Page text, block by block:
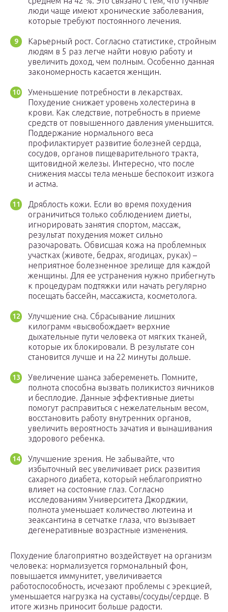
люди чаще имеют хронические заболевания,
которые требуют постоянного лечения.
Карьерный рост. Согласно статистике, стройным
людям в 5 раз легче найти новую работу и
увеличить доход, чем полным. Особенно данная
закономерность касается женщин.
Уменьшение потребности в лекарствах.
Похудение снижает уровень холестерина в
крови. Как следствие, потребность в приеме
средств от повышенного давления уменьшится.
Поддержание нормального веса
профилактирует развитие болезней сердца,
сосудов, органов пищеварительного тракта,
щитовидной железы. Интересно, что после
снижения массы тела меньше беспокоит изжога
и астма.
Дряблость кожи. Если во время похудения
ограничиться только соблюдением диеты,
игнорировать занятия спортом, массаж,
результат похудения может сильно
разочаровать. Обвисшая кожа на проблемных
участках (животе, бедрах, ягодицах, руках) –
неприятное болезненное зрелище для каждой
женщины. Для ее устранения нужно прибегнуть
к процедурам подтяжки или начать регулярно
посещать бассейн, массажиста, косметолога.
Улучшение сна. Сбрасывание лишних
килограмм «высвобождает» верхние
дыхательные пути человека от мягких тканей,
которые их блокировали. В результате сон
становится лучше и на 22 минуты дольше.
Увеличение шанса забеременеть. Помните,
полнота способна вызвать поликистоз яичников
и бесплодие. Данные эффективные диеты
помогут расправиться с нежелательным весом,
восстановить работу внутренних органов,
увеличить вероятность зачатия и вынашивания
здорового ребенка.
Улучшение зрения. Не забывайте, что
избыточный вес увеличивает риск развития
сахарного диабета, который неблагоприятно
влияет на состояние глаз. Согласно
исследованиям Университета Джорджии,
полнота уменьшает количество лютеина и
зеаксантина в сетчатке глаза, что вызывает
дегенеративные возрастные изменения.
Похудение благоприятно воздействует на организм
человека: нормализуется гормональный фон,
повышается иммунитет, увеличивается
работоспособность, исчезают проблемы с эрекцией,
уменьшается нагрузка на суставы/сосуды/сердце. В
итоге жизнь приносит больше радости.